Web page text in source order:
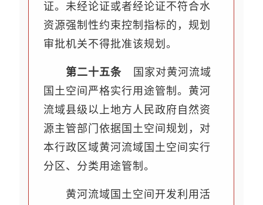
证。未经论证或者经论证不符合水
资源强制性约束控制指标的，规划
审批机关不得批准该规划。
第二十五条 国家对黄河流域
国土空间严格实行用途管制。黄河
流域县级以上地方人民政府自然资
源主管部门依据国土空间规划，对
本行政区域黄河流域国土空间实行
分区、分类用途管制。
黄河流域国土空间开发利用活